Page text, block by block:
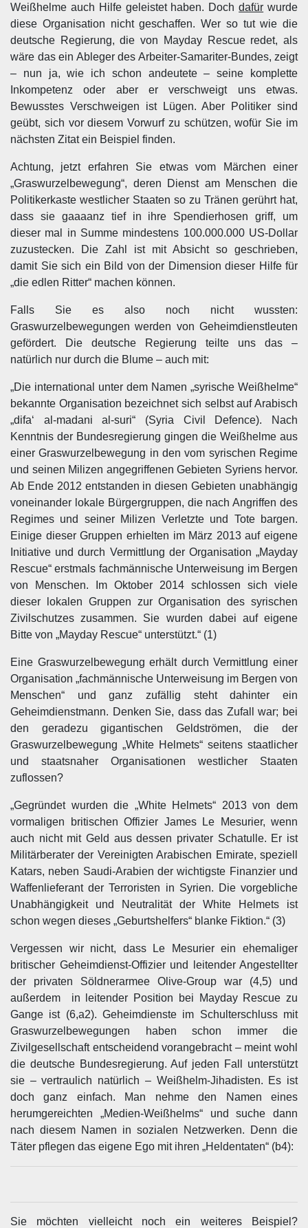
Weißhelme auch Hilfe geleistet haben. Dochdafür wurde
diese Organisation nicht geschaffen. Wer so tut wie die
deutsche Regierung, die von Mayday Rescue redet, als
wäre das ein Ableger des Arbeiter-Samariter-Bundes, zeigt
– nun ja, wie ich schon andeutete – seine komplette
Inkompetenz oder aber er verschweigt uns etwas.
Bewusstes Verschweigen ist Lügen. Aber Politiker sind
geübt, sich vor diesem Vorwurf zu schützen, wofür Sie im
nächsten Zitat ein Beispiel finden.
Achtung, jetzt erfahren Sie etwas vom Märchen einer
„Graswurzelbewegung“, deren Dienst am Menschen die
Politikerkaste westlicher Staaten so zu Tränen gerührt hat,
dass sie gaaaanz tief in ihre Spendierhosen griff, um
dieser mal in Summe mindestens 100.000.000 US-Dollar
zuzustecken. Die Zahl ist mit Absicht so geschrieben,
damit Sie sich ein Bild von der Dimension dieser Hilfe für
„die edlen Ritter“ machen können.
Falls Sie es also noch nicht wussten:
Graswurzelbewegungen werden von Geheimdienstleuten
gefördert. Die deutsche Regierung teilte uns das –
natürlich nur durch die Blume – auch mit:
„Die international unter dem Namen „syrische Weißhelme“
bekannte Organisation bezeichnet sich selbst auf Arabisch
„difa‘ al-madani al-suri“ (Syria Civil Defence). Nach
Kenntnis der Bundesregierung gingen die Weißhelme aus
einer Graswurzelbewegung in den vom syrischen Regime
und seinen Milizen angegriffenen Gebieten Syriens hervor.
Ab Ende 2012 entstanden in diesen Gebieten unabhängig
voneinander lokale Bürgergruppen, die nach Angriffen des
Regimes und seiner Milizen Verletzte und Tote bargen.
Einige dieser Gruppen erhielten im März 2013 auf eigene
Initiative und durch Vermittlung der Organisation „Mayday
Rescue“ erstmals fachmännische Unterweisung im Bergen
von Menschen. Im Oktober 2014 schlossen sich viele
dieser lokalen Gruppen zur Organisation des syrischen
Zivilschutzes zusammen. Sie wurden dabei auf eigene
Bitte von „Mayday Rescue“ unterstützt.“ (1)
Eine Graswurzelbewegung erhält durch Vermittlung einer
Organisation „fachmännische Unterweisung im Bergen von
Menschen“ und ganz zufällig steht dahinter ein
Geheimdienstmann. Denken Sie, dass das Zufall war; bei
den geradezu gigantischen Geldströmen, die der
Graswurzelbewegung „White Helmets“ seitens staatlicher
und staatsnaher Organisationen westlicher Staaten
zuflossen?
„Gegründet wurden die „White Helmets“ 2013 von dem
vormaligen britischen Offizier James Le Mesurier, wenn
auch nicht mit Geld aus dessen privater Schatulle. Er ist
Militärberater der Vereinigten Arabischen Emirate, speziell
Katars, neben Saudi-Arabien der wichtigste Finanzier und
Waffenlieferant der Terroristen in Syrien. Die vorgebliche
Unabhängigkeit und Neutralität der White Helmets ist
schon wegen dieses „Geburtshelfers“ blanke Fiktion.“ (3)
Vergessen wir nicht, dass Le Mesurier ein ehemaliger
britischer Geheimdienst-Offizier und leitender Angestellter
der privaten Söldnerarmee Olive-Group war (4,5) und
außerdem in leitender Position bei Mayday Rescue zu
Gange ist (6,a2). Geheimdienste im Schulterschluss mit
Graswurzelbewegungen haben schon immer die
Zivilgesellschaft entscheidend vorangebracht – meint wohl
die deutsche Bundesregierung. Auf jeden Fall unterstützt
sie – vertraulich natürlich – Weißhelm-Jihadisten. Es ist
doch ganz einfach. Man nehme den Namen eines
herumgereichten „Medien-Weißhelms“ und suche dann
nach diesem Namen in sozialen Netzwerken. Denn die
Täter pflegen das eigene Ego mit ihren „Heldentaten“ (b4):
Sie möchten vielleicht noch ein weiteres Beispiel?